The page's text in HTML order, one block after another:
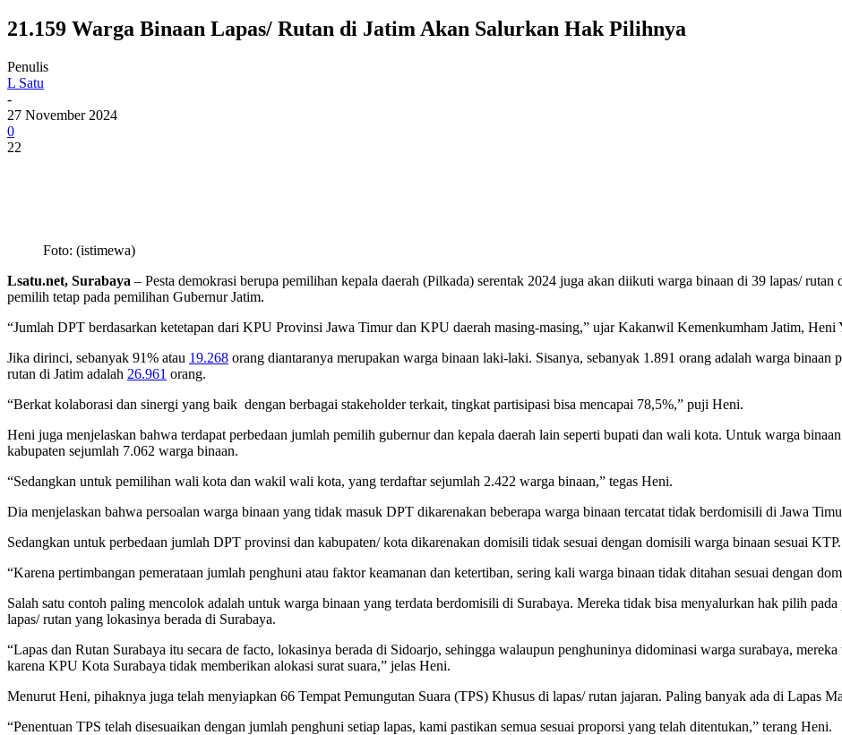
21.159 Warga Binaan Lapas/ Rutan di Jatim Akan Salurkan Hak Pilihnya
Penulis
L Satu
-
27 November 2024
0
22
Foto: (istimewa)
Lsatu.net, Surabaya – Pesta demokrasi berupa pemilihan kepala daerah (Pilkada) serentak 2024 juga akan diikuti warga binaan di 39 lapas/ rutan
pemilih tetap pada pemilihan Gubernur Jatim.
“Jumlah DPT berdasarkan ketetapan dari KPU Provinsi Jawa Timur dan KPU daerah masing-masing,” ujar Kakanwil Kemenkumham Jatim, Heni
Jika dirinci, sebanyak 91% atau 19.268 orang diantaranya merupakan warga binaan laki-laki. Sisanya, sebanyak 1.891 orang adalah warga
rutan di Jatim adalah 26.961 orang.
“Berkat kolaborasi dan sinergi yang baik dengan berbagai stakeholder terkait, tingkat partisipasi bisa mencapai 78,5%,” puji Heni.
Heni juga menjelaskan bahwa terdapat perbedaan jumlah pemilih gubernur dan kepala daerah lain seperti bupati dan wali kota. Untuk warga
kabupaten sejumlah 7.062 warga binaan.
“Sedangkan untuk pemilihan wali kota dan wakil wali kota, yang terdaftar sejumlah 2.422 warga binaan,” tegas Heni.
Dia menjelaskan bahwa persoalan warga binaan yang tidak masuk DPT dikarenakan beberapa warga binaan tercatat tidak berdomisili di Jawa
Sedangkan untuk perbedaan jumlah DPT provinsi dan kabupaten/ kota dikarenakan domisili tidak sesuai dengan domisili warga binaan sesuai KTP.
“Karena pertimbangan pemerataan jumlah penghuni atau faktor keamanan dan ketertiban, sering kali warga binaan tidak ditahan sesuai dengan
Salah satu contoh paling mencolok adalah untuk warga binaan yang terdata berdomisili di Surabaya. Mereka tidak bisa menyalurkan hak pilih
lapas/ rutan yang lokasinya berada di Surabaya.
“Lapas dan Rutan Surabaya itu secara de facto, lokasinya berada di Sidoarjo, sehingga walaupun penghuninya didominasi warga surabaya,
karena KPU Kota Surabaya tidak memberikan alokasi surat suara,” jelas Heni.
Menurut Heni, pihaknya juga telah menyiapkan 66 Tempat Pemungutan Suara (TPS) Khusus di lapas/ rutan jajaran. Paling banyak ada di Lapas
“Penentuan TPS telah disesuaikan dengan jumlah penghuni setiap lapas, kami pastikan semua sesuai proporsi yang telah ditentukan,” terang Heni.